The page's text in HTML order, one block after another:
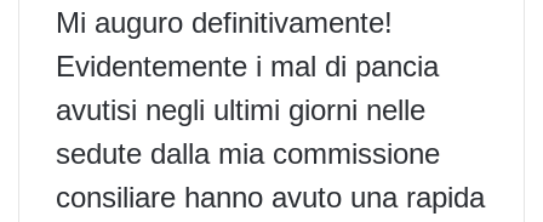
Mi auguro definitivamente!
Evidentemente i mal di pancia
avutisi negli ultimi giorni nelle
sedute dalla mia commissione
consiliare hanno avuto una rapida